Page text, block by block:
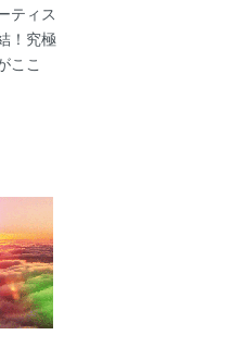
ティス
！究極
ここ